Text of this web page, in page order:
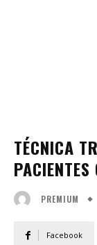
TÉCNICA
PREMIUM
Facebook